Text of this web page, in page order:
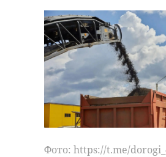
Фото: https://t.me/
Фото: https://vk.com/wall-
147238151_149470
тихвин вандалы